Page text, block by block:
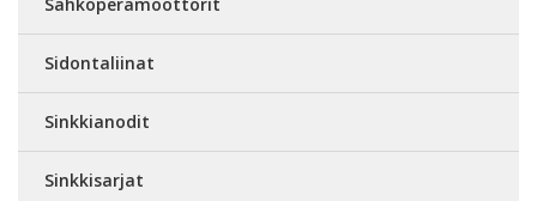
Sidontaliinat
Sinkkianodit
Sinkkisarjat